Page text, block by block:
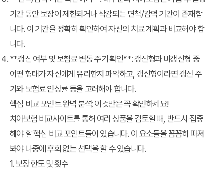
기간 동안 보장이 제한되거나 삭감되는 면책/감액 기간이 존재합
니다. 이 기간을 정확히 확인하여 자신의 치료 계획과 비교해야 합
니다.
**갱신 여부 및 보험료 변동 주기 확인**: 갱신형과 비갱신형 중
어떤 형태가 자신에게 유리한지 파악하고, 갱신형이라면 갱신 주
기와 보험료 인상률 등을 고려해야 합니다.
핵심 비교 포인트 완벽 분석: 이것만은 꼭 확인하세요!
치아보험 비교사이트를 통해 여러 상품을 검토할 때, 반드시 집중
해야 할핵심 비교 포인트들이 있습니다. 이 요소들을 꼼꼼히 따져
봐야 나중에 후회 없는 선택을 할 수 있습니다.
1. 보장 한도 및 횟수